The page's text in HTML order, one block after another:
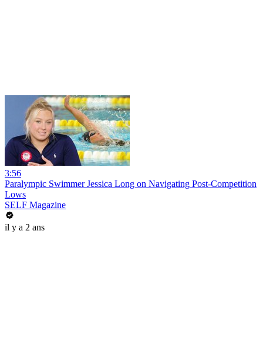
3:56
Paralympic Swimmer Jessica Long on Navigating Post-Competition
Lows
SELF Magazine
il y a 2 ans